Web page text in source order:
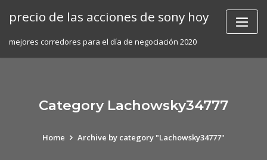
precio de las acciones de sony hoy
mejores corredores para el día de negociación 2020
Category Lachowsky34777
Home Archive by category "Lachowsky34777"